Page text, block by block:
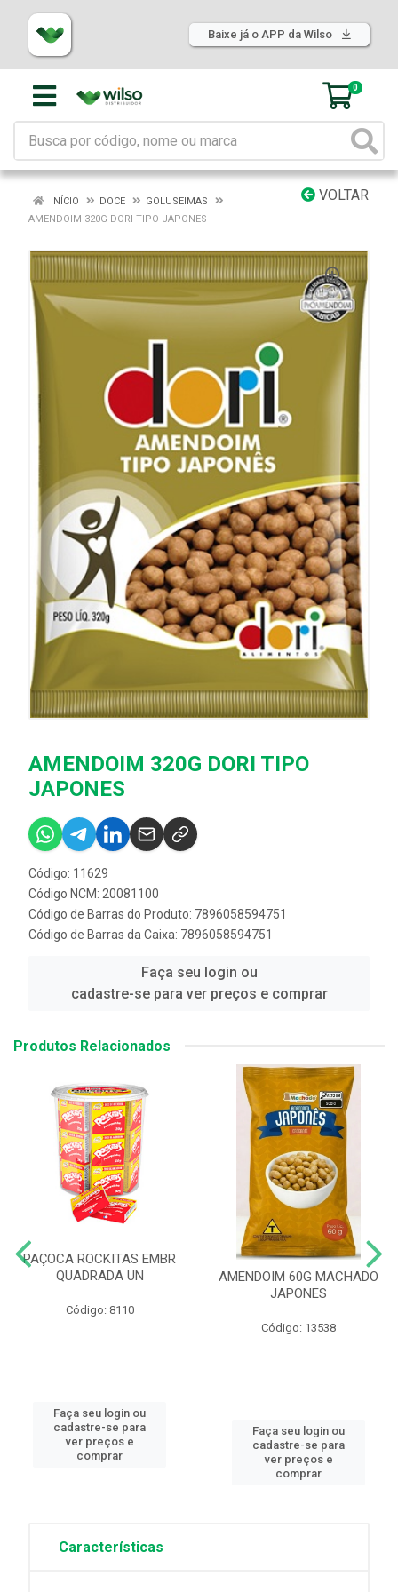
Baixe já o APP da Wilso
0
VOLTAR
INÍCIO DOCE
GOLUSEIMAS
AMENDOIM 320G DORI TIPO JAPONES
AMENDOIM 320G DORI TIPO
JAPONES
Código: 11629
Código NCM: 20081100
Código de Barras do Produto: 7896058594751
Código de Barras da Caixa: 7896058594751
Faça seu login ou
cadastre-se para ver preços e comprar
Produtos Relacionados
PAÇOCA ROCKITAS EMBR
QUADRADA UN
Código: 8110
Faça seu login ou
cadastre-se para
ver preços e
comprar
AMENDOIM 60G MACHADO
JAPONES
Código: 13538
Faça seu login ou
cadastre-se para
ver preços e
comprar
Características